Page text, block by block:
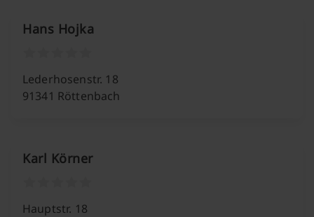
Hans Hojka
Lederhosenstr. 18
91341 Röttenbach
Karl Körner
Hauptstr. 18